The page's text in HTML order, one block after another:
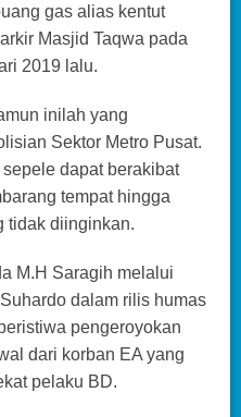
gas alias kentut
Masjid Taqwa pada
2019 lalu.
inilah yang
Sektor Metro Pusat.
dapat berakibat
tempat hingga
tidak diinginkan.
M.H Saragih melalui
dalam rilis humas
pengeroyokan
dari korban EA yang
pelaku BD.